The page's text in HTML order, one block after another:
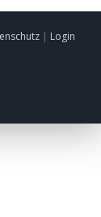
| Login